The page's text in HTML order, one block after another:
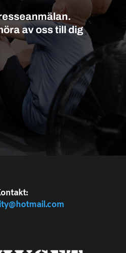
av oss till dig